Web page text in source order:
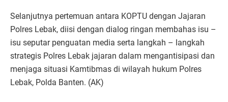
Selanjutnya pertemuan antara KOPTU dengan Jajaran
Polres Lebak, diisi dengan dialog ringan membahas isu –
isu seputar penguatan media serta langkah – langkah
strategis Polres Lebak jajaran dalam mengantisipasi dan
menjaga situasi Kamtibmas di wilayah hukum Polres
Lebak, Polda Banten. (AK)